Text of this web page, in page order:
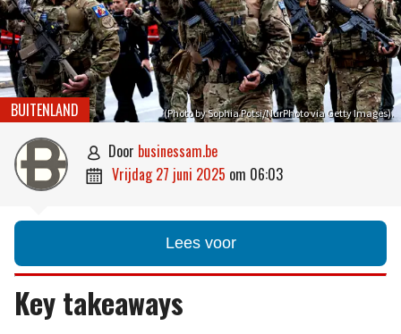
(Photo by Sophia Potsi/NurPhoto via Getty Images).
BUITENLAND
 door businessam.be
 vrijdag 27 juni 2025 om 06:03
Lees voor
Key takeaways